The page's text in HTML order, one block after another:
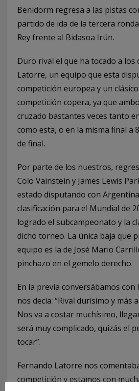
Benidorm regresa a las pistas
partido de ida de la tercera
Rey frente al Bidasoa Irún.
Duro rival el que ha tocado a los
Latorre, un equipo que esta
competición europea y un
competición copera, ya que
cruzado bastantes veces tanto
como esta, o en la misma final a
de final.
Por parte de los nuestros,
Colo Vainstein y James Lewis
estado disputando con
clasificación para el Mundial de
logrado el subcampeonato y la
dicho torneo. La única baja que
equipo es la de José Mario
pinchazo en el gemelo derecho.
En la previa conversábamos con
nos decía: “Rival durísimo y más
Nos va a costar muchísimo,
será muy complicado, quizás el
tocar”.
Fernando Latorre nos
competición y estamos con